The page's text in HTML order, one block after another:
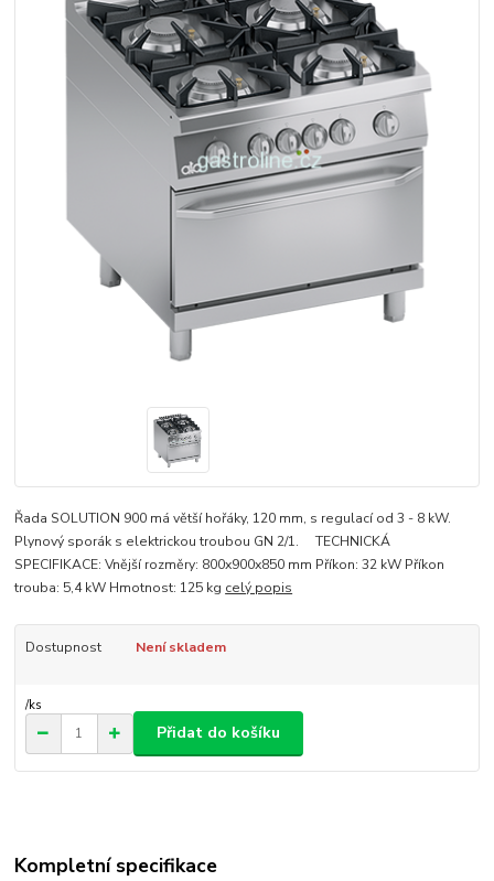
Řada SOLUTION 900 má větší hořáky, 120 mm, s regulací od 3 - 8 kW.
Plynový sporák s elektrickou troubou GN 2/1. TECHNICKÁ
SPECIFIKACE: Vnější rozměry: 800x900x850 mm Příkon: 32 kW Příkon
trouba: 5,4 kW Hmotnost: 125 kg celý popis
Dostupnost Není skladem
/ks
Přidat do košíku
Kompletní specifikace